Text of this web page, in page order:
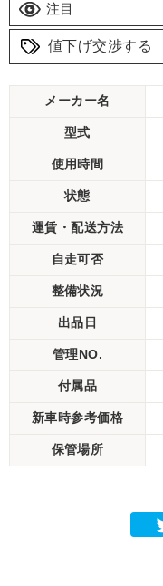
注目
値下げ交渉する
メーカー名
型式
使用時間
状態
運賃・配送方法
自走可否
整備状況
出品日
管理NO.
付属品
新車時参考価格
保管場所